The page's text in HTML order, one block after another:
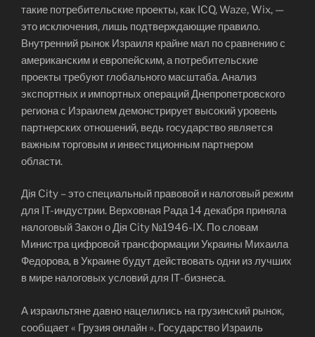
такие потребительские проекты, как ICQ, Waze, Wix, —
это исключения, лишь подтверждающие правило.
Внутренний рынок Израиля крайне мал по сравнению с
американским и европейским, а потребительские
проекты требуют глобального масштаба. Анализ
экспортных и импортных операций Днепропетровского
региона с Израилем демонстрирует высокий уровень
партнерских отношений, ведь государство является
важным торговым и инвестиционным партнером
области.
Дія City – это специальный правовой и налоговый режим
для IT-индустрии. Верховная Рада 14 декабря приняла
налоговый Закон о Дія City №1946-IX. По словам
Министра цифровой трансформации Украины Михаила
Федорова, в Украине будут действовать одни из лучших
в мире налоговых условий для IТ-бизнеса.
А израильтяне давно нацелились на грузинский рынок,
сообщает « Грузия онлайн ». Государство Израиль